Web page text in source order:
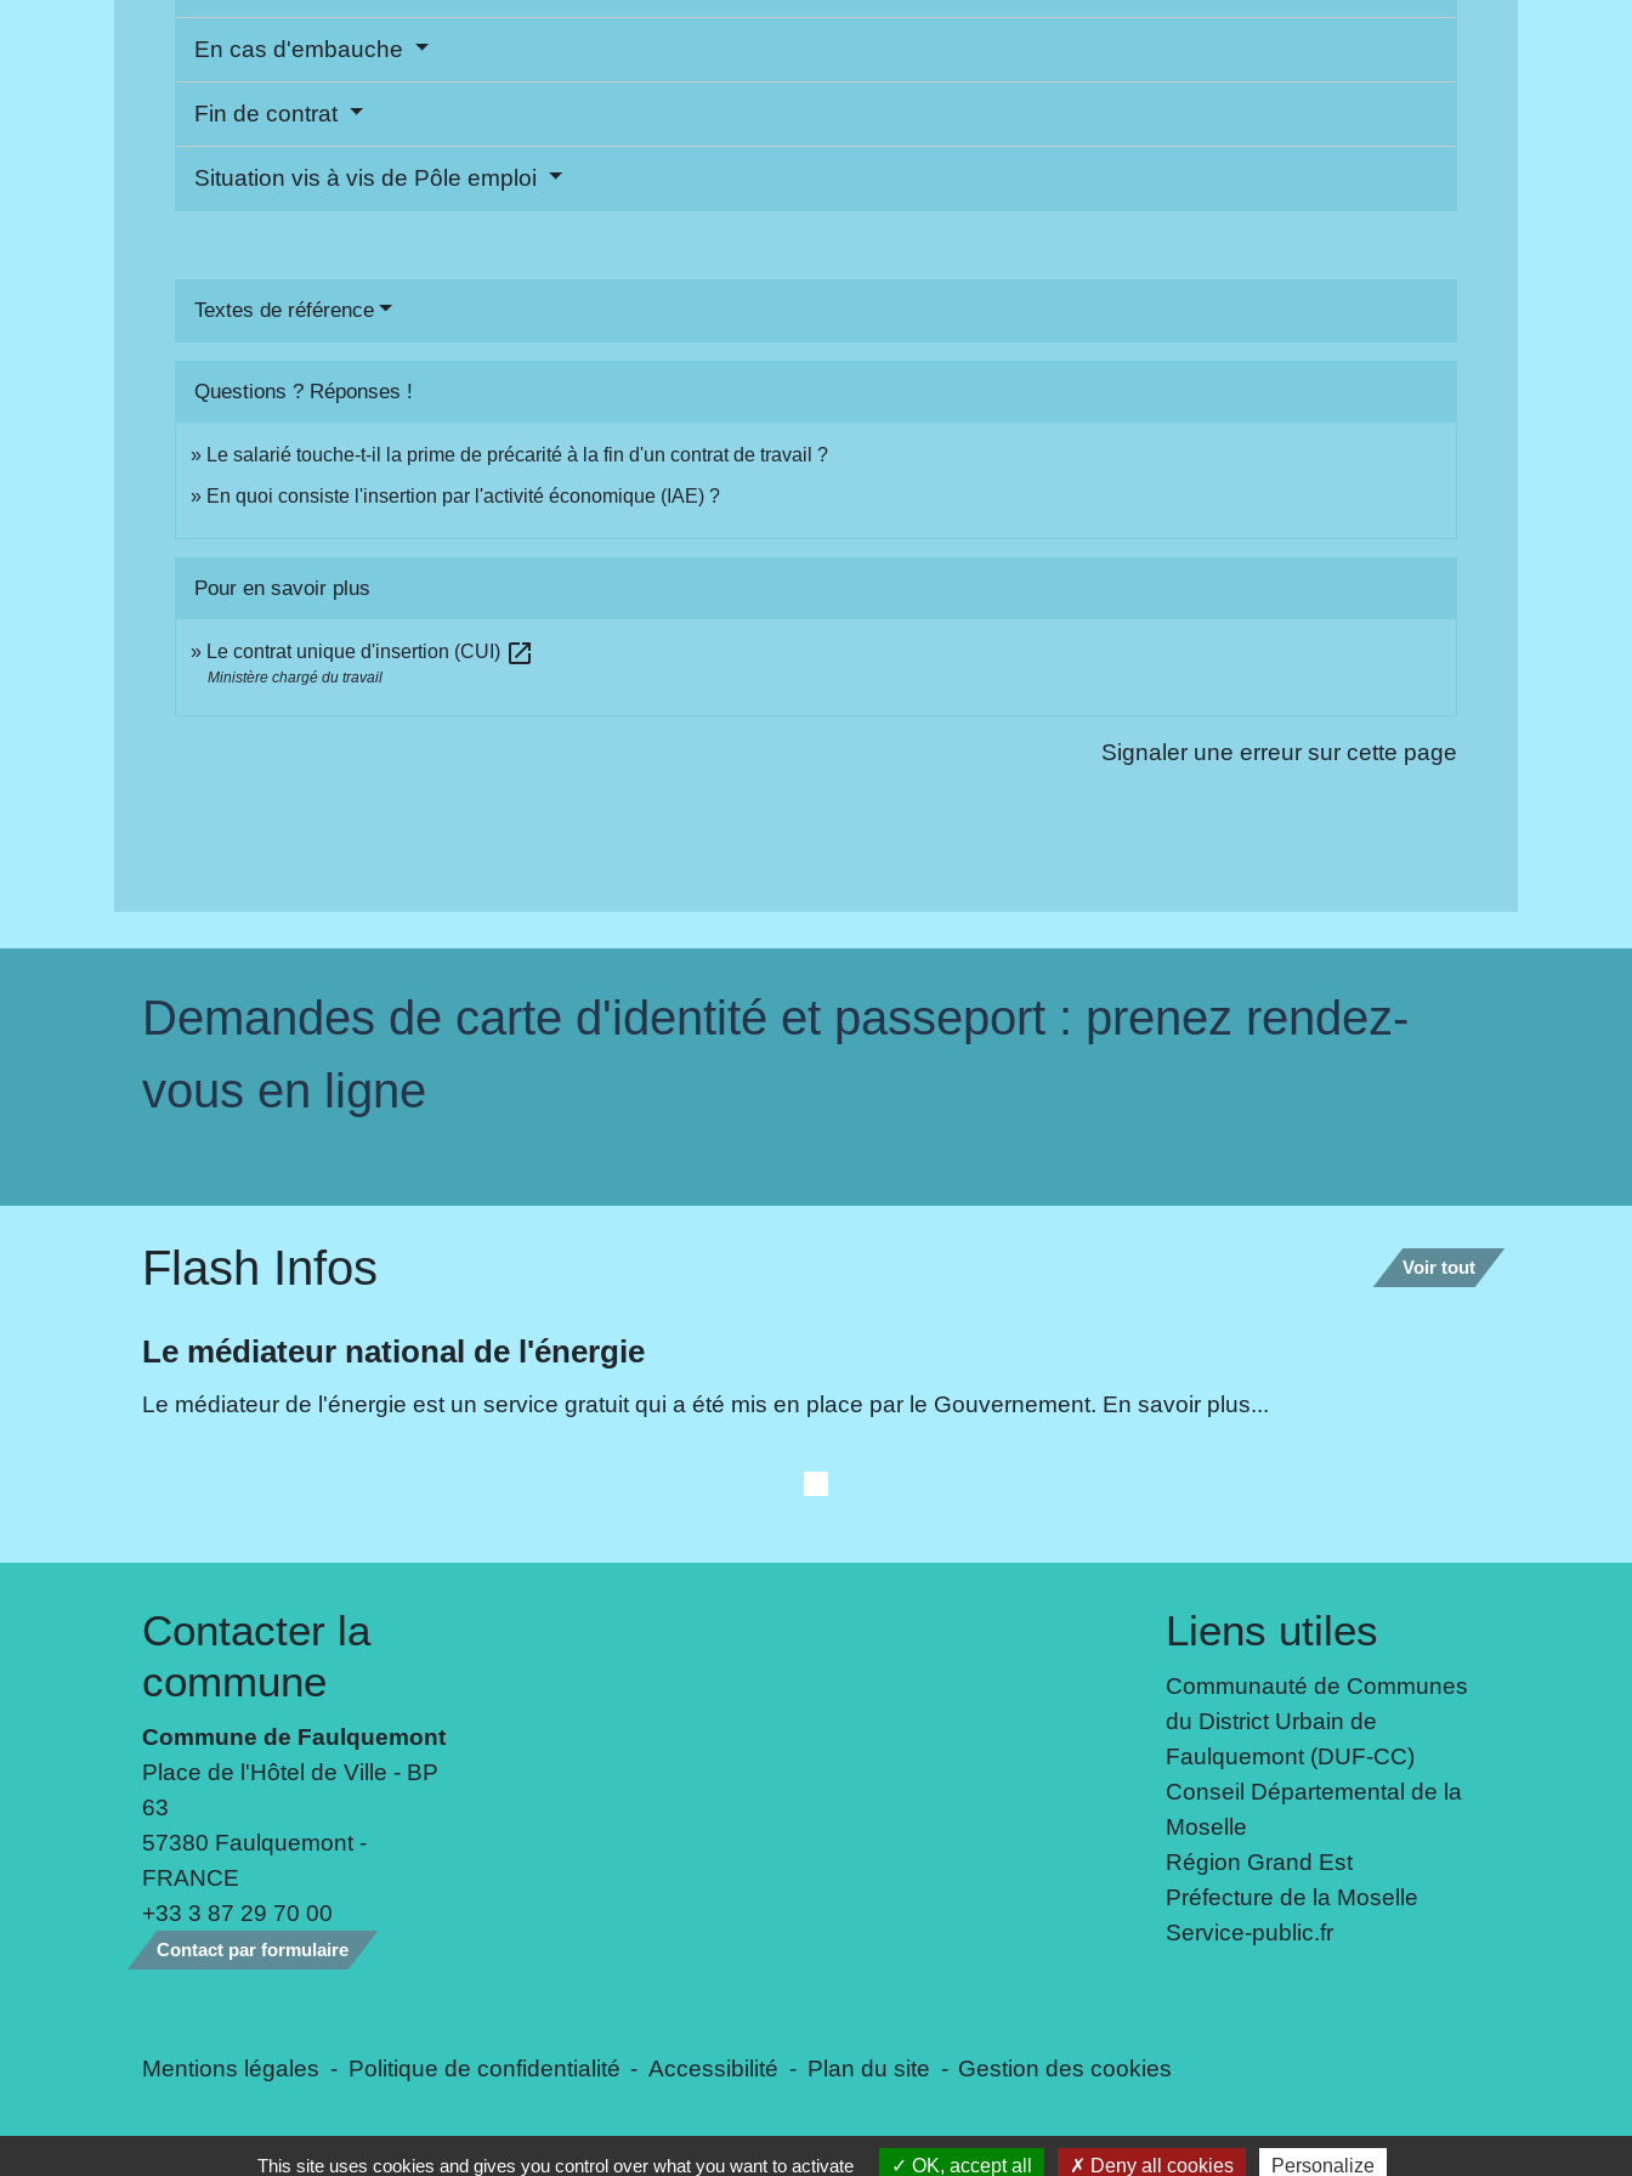
En cas d'embauche
Fin de contrat
Situation vis à vis de Pôle emploi
Textes de référence
Questions ? Réponses !
Le salarié touche-t-il la prime de précarité à la fin d'un contrat de travail ?
En quoi consiste l'insertion par l'activité économique (IAE) ?
Pour en savoir plus
Le contrat unique d'insertion (CUI) open_in_new
Ministère chargé du travail
Signaler une erreur sur cette page
Demandes de carte d'identité et passeport : prenez rendez-
vous en ligne
Flash Infos Voir tout
Le médiateur national de l'énergie
Le médiateur de l'énergie est un service gratuit qui a été mis en place par le Gouvernement. En savoir plus...
Contacter la
commune
Commune de Faulquemont
Place de l'Hôtel de Ville - BP
63
57380 Faulquemont -
FRANCE
+33 3 87 29 70 00
Contact par formulaire
Liens utiles
Communauté de Communes
du District Urbain de
Faulquemont (DUF-CC)
Conseil Départemental de la
Moselle
Région Grand Est
Préfecture de la Moselle
Service-public.fr
Mentions légales - Politique de confidentialité - Accessibilité - Plan du site - Gestion des cookies
This site uses cookies and gives you control over what you want to activate OK, accept all Deny all cookies Personalize